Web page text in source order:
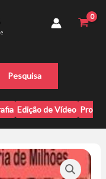
Pesquisa
Edição de Vídeo